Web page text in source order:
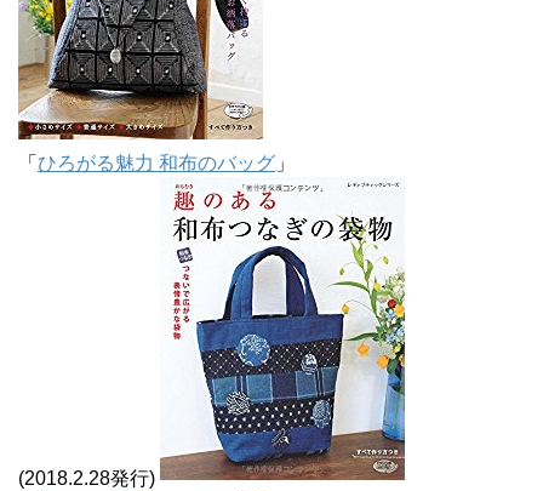
「 ひろがる魅力 和布のバッグ 」
(2018.2.28発行)